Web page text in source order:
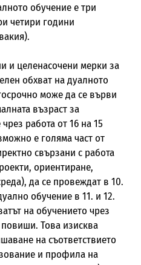
обучение е три
четири години
и целенасочени мерки за
обхват на дуалното
може да се върви
възраст за
работа от 16 на 15
е голяма част от
свързани с работа
ориентиране,
да се провеждат в 10.
обучение в 11. и 12.
на обучението чрез
Това изисква
на съответствието
и профила на